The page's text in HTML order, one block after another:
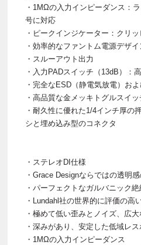
・1MΩの入力インピーダンス：
号に対応
・ピークインジケーター：クリ
・効率的なファントム電源デザ
・スルーアウト出力
・入力PADスイッチ（13dB）：
・完全なESD（静電気放電）お
・高品質な金メッキトグルスイッ
・耐久性に優れた1/4インチ厚の
シと埋め込み型のコネクタ
・ステレオDI仕様
・Grace Designならではの透明
・パーフェクトなガルバニック
・Lundahl社の世界的に評価の高
・極めて低い歪みとノイズ、広
・深みがあり、安定した低域レス
・1MΩの入力インピーダンス